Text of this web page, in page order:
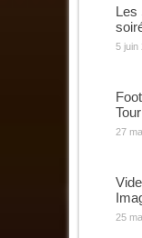
Les
5 juin
27
25